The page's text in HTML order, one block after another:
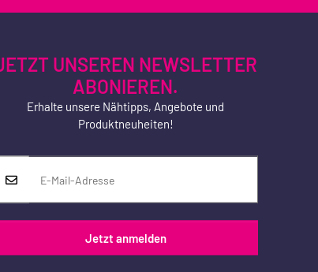
UNSEREN NEWSLETTER
ABONIEREN.
Erhalte unsere Nähtipps, Angebote und
Produktneuheiten!
Jetzt anmelden